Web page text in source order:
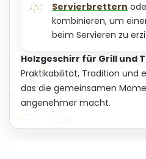
Servierbrettern
kombinieren, um
beim Servieren zu
Holzgeschirr für Grill und
Praktikabilität, Tradition und
das die gemeinsamen
angenehmer macht.